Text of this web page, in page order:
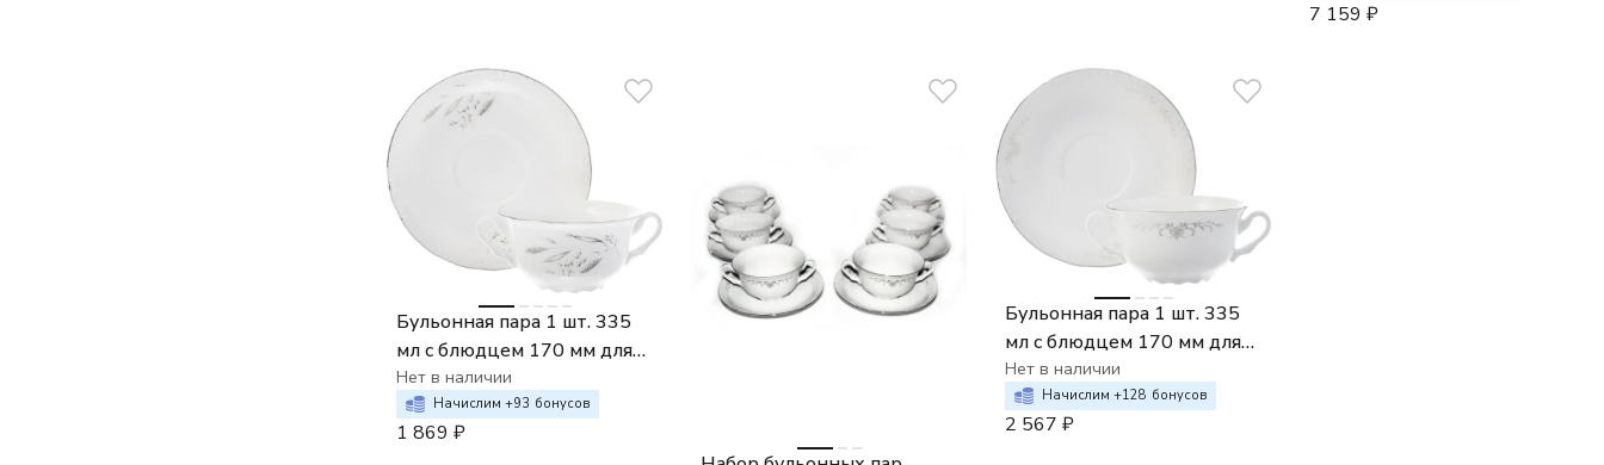
7 159 ₽
Бульонная пара 1 шт. 335
мл с блюдцем 170 мм для
бульона Thun Констанция
Серебряные колосья
отводка платина
Нет в наличии
Начислим +93 бонусов
1 869 ₽
Бульонная пара 1 шт. 335
мл с блюдцем 170 мм для
бульона Thun Констанция
Серый орнамент отводка
платина
Нет в наличии
Начислим +128 бонусов
2 567 ₽